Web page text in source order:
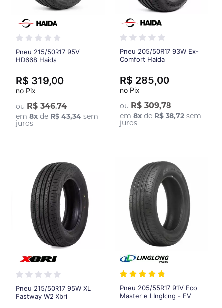
Pneu 215/50R17 95V
HD668 Haida
ou R$ 346,74
em8x de R$ 43,34 sem
juros
R$ 319,00
no Pix
Pneu 205/50R17 93W Ex-
Comfort Haida
ou R$ 309,78
em 8xde R$ 38,72sem
juros
R$ 285,00
no Pix
Pneu 215/50R17 95W XL
Fastway W2 Xbri
Pneu 205/55R17 91V Eco
Master e LInglong - EV
(Original Volkswagen Tera)